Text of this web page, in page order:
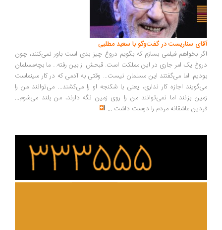
سناریست در گفت‌وگو با سعید مطلبی
بخواهم فیلمی بسازم که بگویم دروغ چیز بدی است باور نمی‌کنند، چون
یک امر جاری در این مملکت است. قبحش از بین رفته... ما بچه‌مسلمان
اما می‌گفتند این مسلمان نیست... وقتی به آدمی که در کار سینماست
اجازه کار نداری، یعنی با شکنجه او را می‌کشند... می‌توانند من را
بزنند اما نمی‌توانند من را روی زمین نگه دارند، من بلند می‌شوم...
عاشقانه مردم را دوست داشت ...